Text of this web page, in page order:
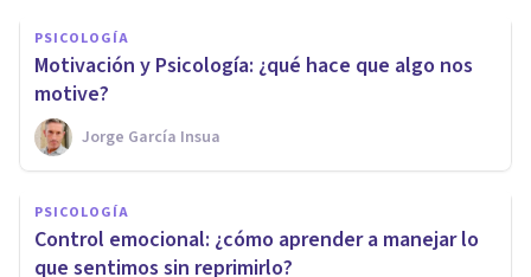
PSICOLOGÍA
Motivación y Psicología: ¿qué hace que algo nos
motive?
Jorge García Insua
PSICOLOGÍA
Control emocional: ¿cómo aprender a manejar lo
que sentimos sin reprimirlo?